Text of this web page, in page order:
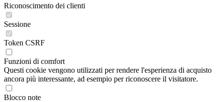
Riconoscimento dei clienti
Sessione
Token CSRF
Funzioni di comfort
Questi cookie vengono utilizzati per rendere l'esperienza di acquisto
ancora più interessante, ad esempio per riconoscere il visitatore.
Blocco note